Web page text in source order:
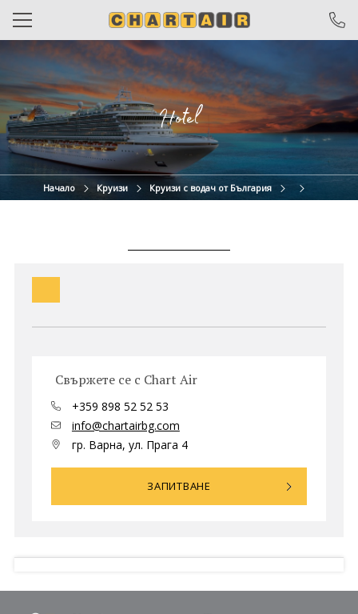
САМОЛЕТНИ БИЛЕТИ
ЧАРТЪРИ
ПОЧИВКИ
ЕКСКУРЗИИ
ОТ ВАРНА
поверителност
Контакти
0898 52 52 53
Hotel
Начало Круизи Круизи с водач от България
Свържете се с Chart Air
+359 898 52 52 53
info@chartairbg.com
гр. Варна, ул. Прага 4
ЗАПИТВАНЕ